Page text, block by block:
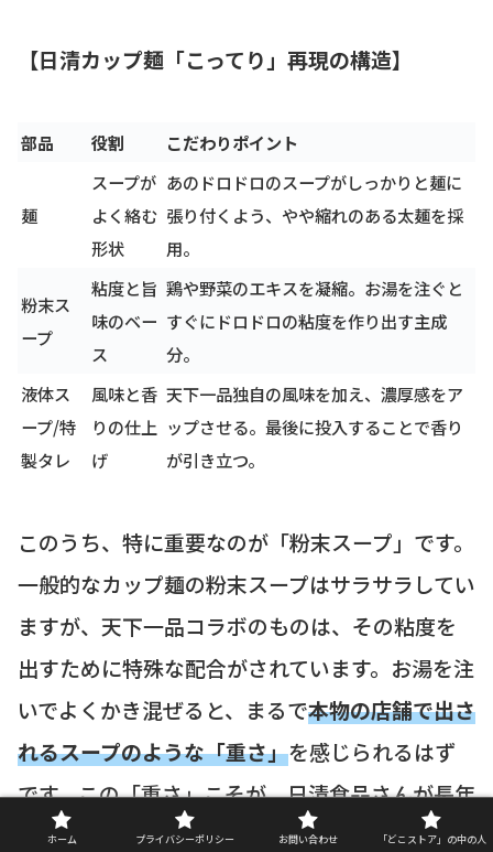
【日清カップ麺「こってり」再現の構造】
部品 役割 こだわりポイント
麺
スープが
よく絡む
形状
あのドロドロのスープがしっかりと麺に
張り付くよう、やや縮れのある太麺を採
用。
粉末ス
ープ
粘度と旨
味のベー
ス
鶏や野菜のエキスを凝縮。お湯を注ぐと
すぐにドロドロの粘度を作り出す主成
分。
液体ス
ープ/特
製タレ
風味と香
りの仕上
げ
天下一品独自の風味を加え、濃厚感をア
ップさせる。最後に投入することで香り
が引き立つ。
このうち、特に重要なのが「粉末スープ」です。
一般的なカップ麺の粉末スープはサラサラしてい
ますが、天下一品コラボのものは、その粘度を
出すために特殊な配合がされています。お湯を注
いでよくかき混ぜると、まるで本物の店舗で出さ
れるスープのような「重さ」を感じられるはず
です。この「重さ」こそが、日清食品さんが長年
の技術で実現した「こってり」の秘密なのです。
ホーム プライバシーポリシー お問い合わせ 「どこストア」の中の人